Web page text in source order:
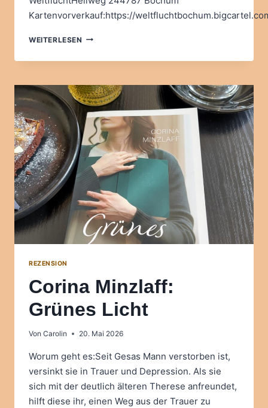
Kartenvorverkauf:https://
WEITERLESEN LESUNG
13.06.
WELTFLUCHT
BOCHUM
REZENSION
Corina Minzlaff:
Grünes Licht
Von Carolin 20. Mai 2026
Worum geht es:Seit Gesas Mann verstorben ist,
versinkt sie in Trauer und Depression. Als sie
sich mit der deutlich älteren Therese anfreundet,
hilft diese ihr, einen Weg aus der Trauer zu